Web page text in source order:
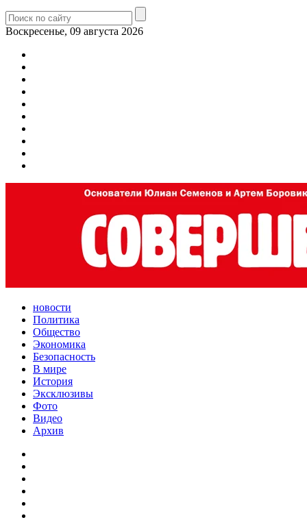
Воскресенье, 09 августа 2026
новости
Политика
Общество
Экономика
Безопасность
В мире
История
Эксклюзивы
Фото
Видео
Архив